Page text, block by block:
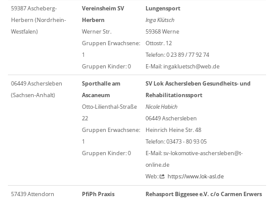
59387 Ascheberg-
Herbern (Nordrhein-
Westfalen)
Vereinsheim SV
Herbern
Werner Str.
Gruppen Erwachsene:
1
Gruppen Kinder: 0
Lungensport
Inga Klütsch
59368 Werne
Ottostr. 12
Telefon: 0 23 89 / 77 92 74
E-Mail: ingakluetsch@web.de
06449 Aschersleben
(Sachsen-Anhalt)
Sporthalle am
Ascaneum
Otto-Lilienthal-Straße
22
Gruppen Erwachsene:
1
Gruppen Kinder: 0
SV Lok Aschersleben Gesundheits- und
Rehabilitationssport
Nicole Habich
06449 Aschersleben
Heinrich Heine Str. 48
Telefon: 03473 - 80 93 05
E-Mail: sv-lokomotive-aschersleben@t-
online.de
Web:
https://www.lok-asl.de
57439 Attendorn
PfiPh Praxis
Rehasport Biggesee e.V. c/o Carmen Erwers